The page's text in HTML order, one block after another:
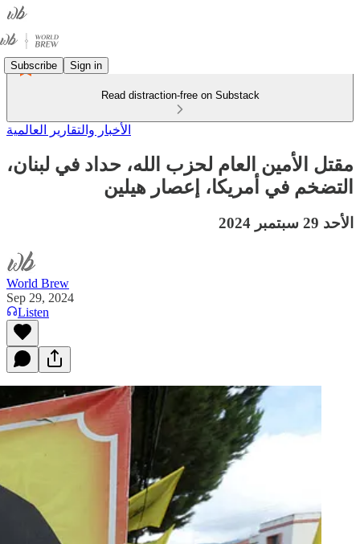
Subscribe Sign in
Read distraction-free on Substack
الأخبار والتقارير العالمية
مقتل الأمين العام لحزب الله، حداد في لبنان،
التضخم في أمريكا، إعصار هيلين
الأحد 29 سبتمبر 2024
World Brew
Sep 29, 2024
Listen